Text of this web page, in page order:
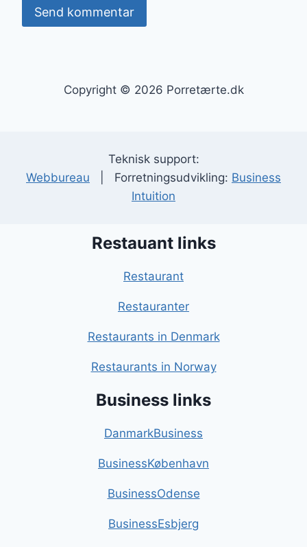
Copyright © 2026 Porretærte.dk
Teknisk support:
Webbureau | Forretningsudvikling: Business
Intuition
Restauant links
Restaurant
Restauranter
Restaurants in Denmark
Restaurants in Norway
Business links
DanmarkBusiness
BusinessKøbenhavn
BusinessOdense
BusinessEsbjerg